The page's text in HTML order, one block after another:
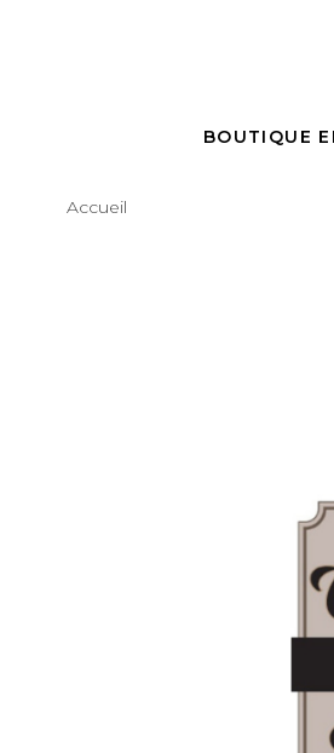
BOUTIQUE
Accueil